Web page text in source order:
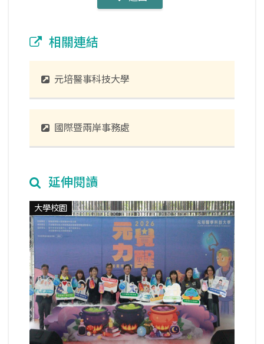
相關連結
元培醫事科技大學
國際暨兩岸事務處
延伸閱讀
大學校園